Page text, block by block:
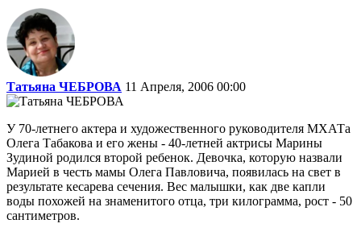
Татьяна ЧЕБРОВА 11 Апреля, 2006 00:00
У 70-летнего актера и художеcтвенного руководителя МХАТа
Олега Табакова и его жены - 40-летней актрисы Марины
Зудиной родился второй ребенок. Девочка, которую назвали
Марией в честь мамы Олега Павловича, появилась на свет в
результате кесарева сечения. Вес малышки, как две капли
воды похожей на знаменитого отца, три килограмма, рост - 50
сантиметров.